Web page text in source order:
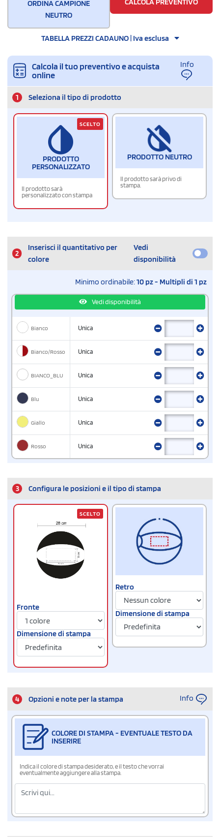
ORDINA CAMPIONE
NEUTRO
TABELLA PREZZI CADAUNO | Iva esclusa
Calcola il tuo preventivo e acquista
online
Info
1 Seleziona il tipo di prodotto
PRODOTTO
PERSONALIZZATO
Il prodotto sarà
personalizzato con stampa
SCELTO
PRODOTTO NEUTRO
Il prodotto sarà privo di
stampa.
2
Inserisci il quantitativo per
colore
Vedi
disponibilità
Minimo ordinabile:10 pz - Multipli di 1 pz
Vedi disponibilità
Bianco Unica
Bianco/Rosso Unica
BIANCO_BLU Unica
Blu Unica
Giallo Unica
Rosso Unica
3 Configura le posizioni e il tipo di stampa
Fronte
Dimensione di stampa
SCELTO
Retro
Dimensione di stampa
4 Opzioni e note per la stampa Info
COLORE DI STAMPA - EVENTUALE TESTO DA
INSERIRE
Indica il colore di stampa desiderato, e il testo che vorrai
eventualmente aggiungere alla stampa.